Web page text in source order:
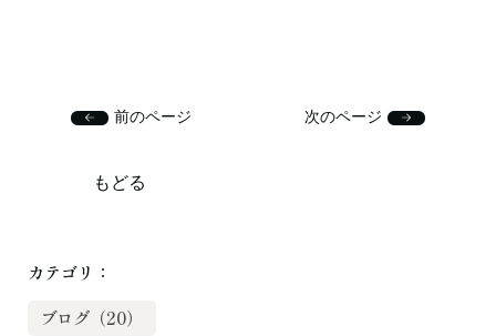
前のページ
もどる
次のページ
カテゴリ：
ブログ（20）